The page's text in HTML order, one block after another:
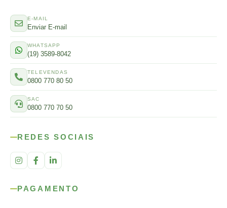
E-MAIL
Enviar E-mail
WHATSAPP
(19) 3589-8042
TELEVENDAS
0800 770 80 50
SAC
0800 770 70 50
REDES SOCIAIS
PAGAMENTO